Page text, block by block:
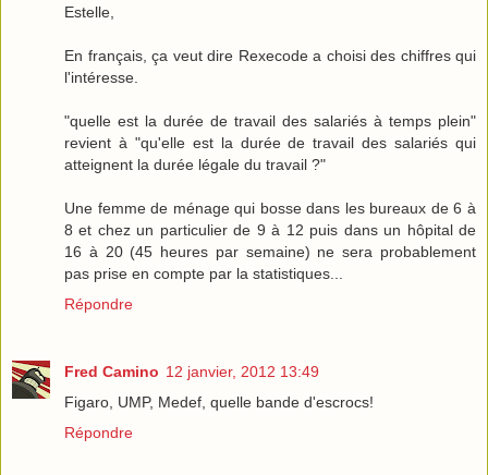
Estelle,
En français, ça veut dire Rexecode a choisi des chiffres qui
l'intéresse.
"quelle est la durée de travail des salariés à temps plein"
revient à "qu'elle est la durée de travail des salariés qui
atteignent la durée légale du travail ?"
Une femme de ménage qui bosse dans les bureaux de 6 à
8 et chez un particulier de 9 à 12 puis dans un hôpital de
16 à 20 (45 heures par semaine) ne sera probablement
pas prise en compte par la statistiques...
Répondre
Fred Camino 12 janvier, 2012 13:49
Figaro, UMP, Medef, quelle bande d'escrocs!
Répondre